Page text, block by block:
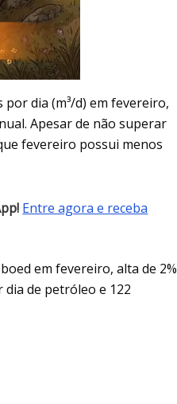
dia (m³/d) em fevereiro,
Apesar de não superar
fevereiro possui menos
Entre agora e receba
em fevereiro, alta de 2%
de petróleo e 122